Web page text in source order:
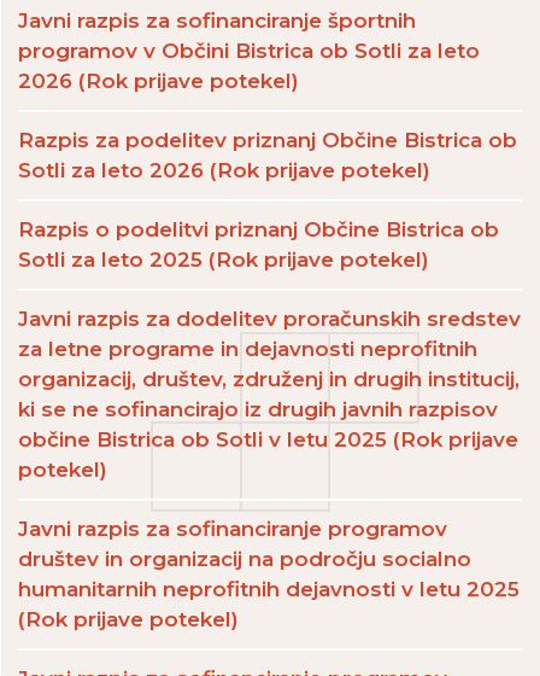
Javni razpis za sofinanciranje športnih
programov v Občini Bistrica ob Sotli za leto
2026 (Rok prijave potekel)
Razpis za podelitev priznanj Občine Bistrica ob
Sotli za leto 2026 (Rok prijave potekel)
Razpis o podelitvi priznanj Občine Bistrica ob
Sotli za leto 2025 (Rok prijave potekel)
Javni razpis za dodelitev proračunskih sredstev
za letne programe in dejavnosti neprofitnih
organizacij, društev, združenj in drugih institucij,
ki se ne sofinancirajo iz drugih javnih razpisov
občine Bistrica ob Sotli v letu 2025 (Rok prijave
potekel)
Javni razpis za sofinanciranje programov
društev in organizacij na področju socialno
humanitarnih neprofitnih dejavnosti v letu 2025
(Rok prijave potekel)